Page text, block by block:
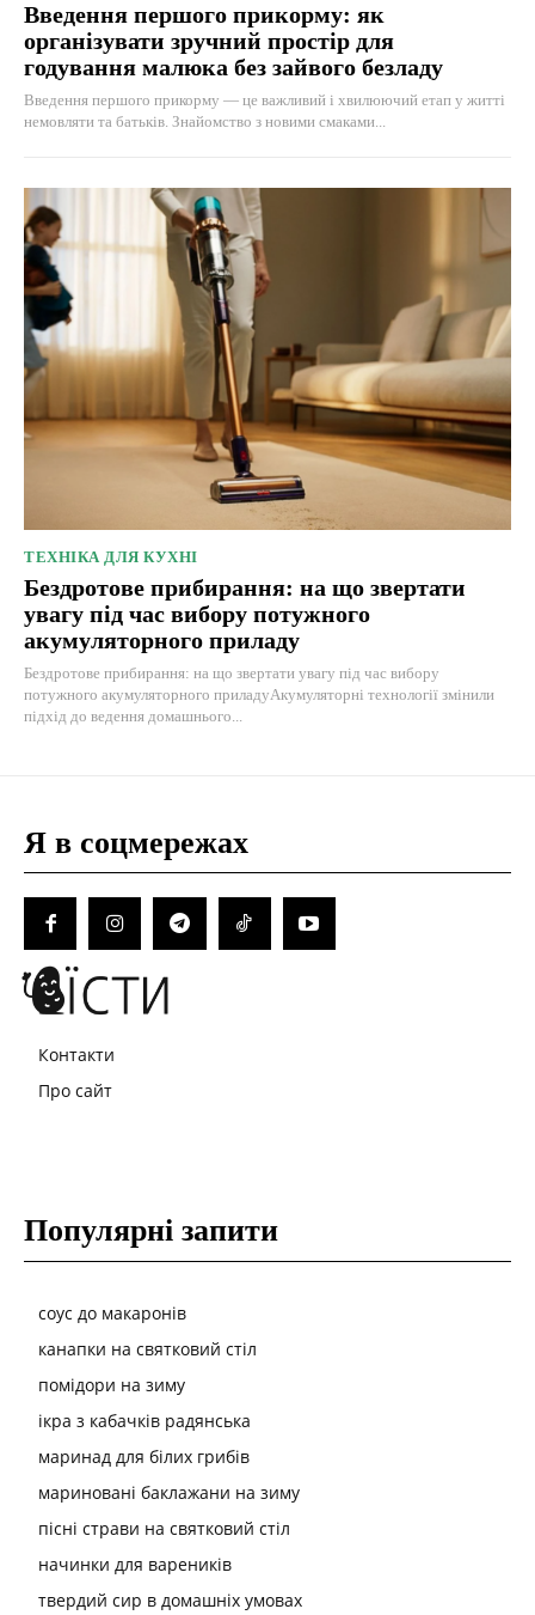
Введення першого прикорму: як
організувати зручний простір для
годування малюка без зайвого безладу
Введення першого прикорму — це важливий і хвилюючий етап у житті
немовляти та батьків. Знайомство з новими смаками...
ТЕХНІКА ДЛЯ КУХНІ
Бездротове прибирання: на що звертати
увагу під час вибору потужного
акумуляторного приладу
Бездротове прибирання: на що звертати увагу під час вибору
потужного акумуляторного приладуАкумуляторні технології змінили
підхід до ведення домашнього...
Я в соцмережах
Контакти
Про сайт
Популярні запити
соус до макаронів
канапки на святковий стіл
помідори на зиму
ікра з кабачків радянська
маринад для білих грибів
мариновані баклажани на зиму
пісні страви на святковий стіл
начинки для вареників
твердий сир в домашніх умовах